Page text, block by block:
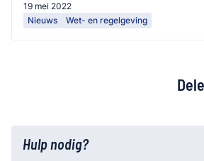
19 mei 2022
Nieuws
Wet- en regelgeving
Hulp nodig?